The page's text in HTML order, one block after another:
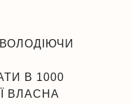
В 1000
ВЛАСНА